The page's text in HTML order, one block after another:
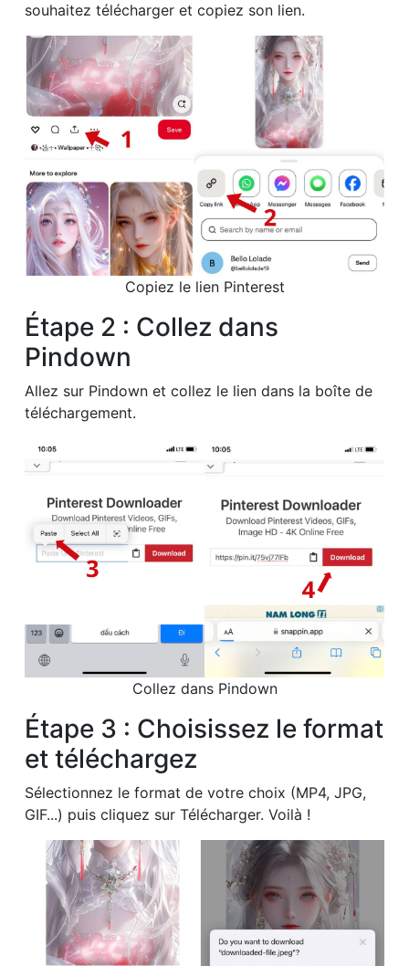
souhaitez télécharger et copiez son lien.
Copiez le lien Pinterest
Étape 2 : Collez dans
Pindown
Allez sur Pindown et collez le lien dans la boîte de
téléchargement.
Collez dans Pindown
Étape 3 : Choisissez le format
et téléchargez
Sélectionnez le format de votre choix (MP4, JPG,
GIF...) puis cliquez sur Télécharger. Voilà !